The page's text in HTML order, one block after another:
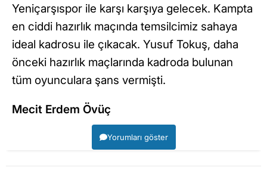
Yeniçarşıspor ile karşı karşıya gelecek. Kampta
en ciddi hazırlık maçında temsilcimiz sahaya
ideal kadrosu ile çıkacak. Yusuf Tokuş, daha
önceki hazırlık maçlarında kadroda bulunan
tüm oyunculara şans vermişti.
Mecit Erdem Övüç
Yorumları göster